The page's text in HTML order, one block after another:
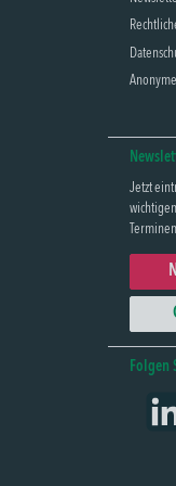
Jetzt
Folgen